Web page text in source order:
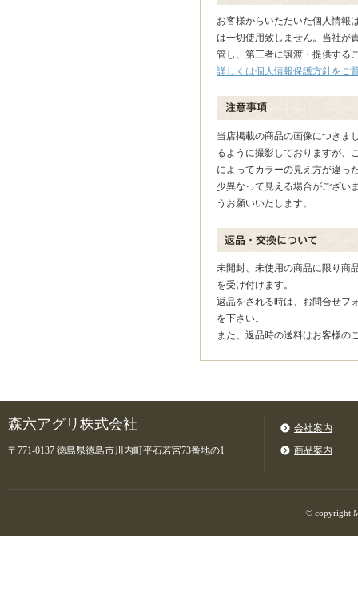
お客様からいただいた個人情報
は一切使用致しません。当社が
管し、第三者に譲渡・提供する
詳しくは個人情報保護方針をご
当店掲載の商品の画像につきま
るように撮影しておりますが、
によってカラーの見え方が違っ
少異なって見える場合がござい
うお願いいたします。
未開封、未使用の商品に限り商
を受け付けます。
返品をされる時は、お問合せフ
を下さい。
また、返品時の送料はお客様の
森六アグリ株式会社
〒771-0137 徳島県徳島市川内町平石若宮73番地の1
会社案内
商品案内
© copyright